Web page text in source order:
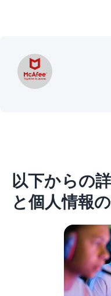
以下からの
と個人情報